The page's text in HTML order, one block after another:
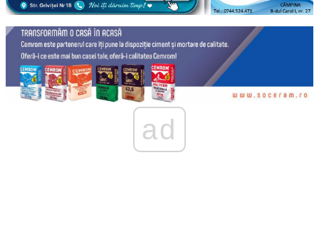
ad